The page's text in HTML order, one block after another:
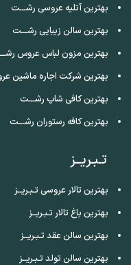
بهترین آتلیه عروسی رشـــت
بهترین سالن زیبایی رشـــت
بهترین مزون لباس عروس
بهترین شرکت اجاره ماشین
بهترین کافی شاپ رشـــت
بهترین کافه رستوران رشـــت
تـبـریــز
بهترین تالار عروسی تـبـریــز
بهترین باغ تالار تـبـریــز
بهترین سالن عقد تـبـریــز
بهترین سالن تولد تـبـریــز